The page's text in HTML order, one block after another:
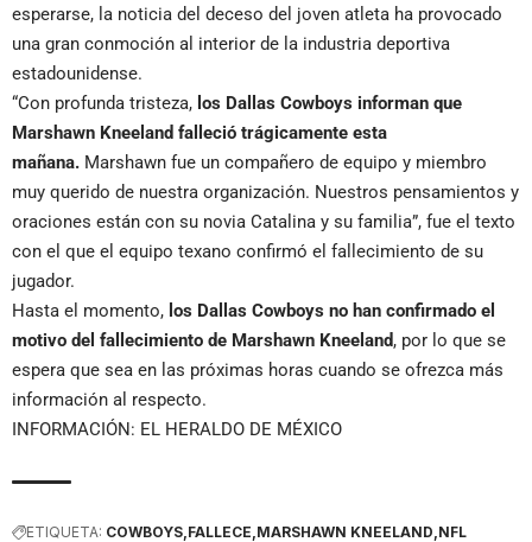
esperarse, la noticia del deceso del joven atleta ha provocado
una gran conmoción al interior de la industria deportiva
estadounidense.
“Con profunda tristeza, los Dallas Cowboys informan que
Marshawn Kneeland falleció trágicamente esta
mañana. Marshawn fue un compañero de equipo y miembro
muy querido de nuestra organización. Nuestros pensamientos y
oraciones están con su novia Catalina y su familia”, fue el texto
con el que el equipo texano confirmó el fallecimiento de su
jugador.
Hasta el momento, los Dallas Cowboys no han confirmado el
motivo del fallecimiento de Marshawn Kneeland, por lo que se
espera que sea en las próximas horas cuando se ofrezca más
información al respecto.
INFORMACIÓN: EL HERALDO DE MÉXICO
ETIQUETA: COWBOYS FALLECE MARSHAWN KNEELAND NFL